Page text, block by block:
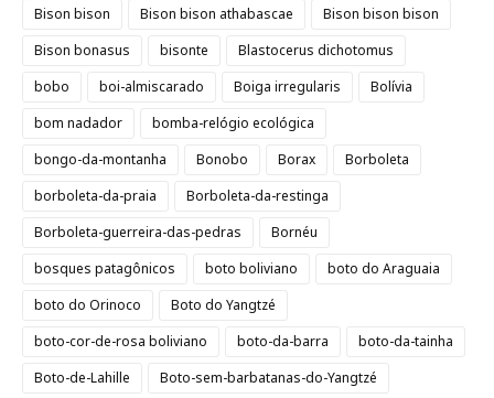
Bison bison
Bison bison athabascae
Bison bison bison
Bison bonasus
bisonte
Blastocerus dichotomus
bobo
boi-almiscarado Boiga irregularis
Bolívia
bom nadador
bomba-relógio ecológica
bongo-da-montanha
Bonobo Borax
Borboleta
borboleta-da-praia
Borboleta-da-restinga
Borboleta-guerreira-das-pedras
Bornéu
bosques patagônicos
boto boliviano
boto do Araguaia
boto do Orinoco
Boto do Yangtzé
boto-cor-de-rosa boliviano
boto-da-barra
boto-da-tainha
Boto-de-Lahille
Boto-sem-barbatanas-do-Yangtzé